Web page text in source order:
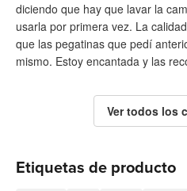
diciendo que hay que lavar la
usarla por primera vez. La
que las pegatinas que pedí
mismo. Estoy encantada y las
Ver todos los
Etiquetas de producto